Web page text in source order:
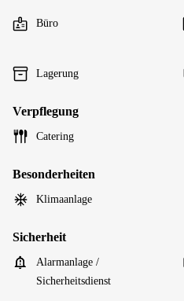
Büro
Lagerung
Verpflegung
Catering
Besonderheiten
Klimaanlage
Sicherheit
Alarmanlage /
Sicherheitsdienst